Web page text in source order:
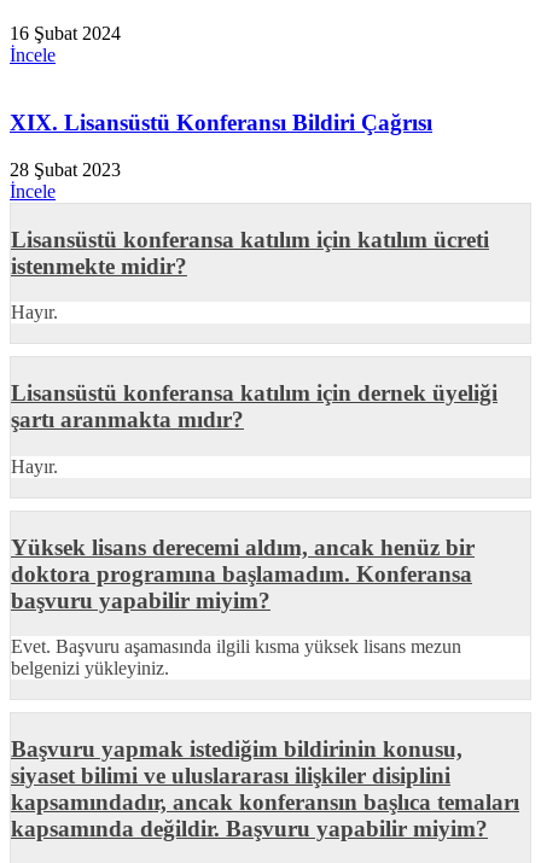
16 Şubat 2024
İncele
XIX. Lisansüstü Konferansı Bildiri Çağrısı
28 Şubat 2023
İncele
Lisansüstü konferansa katılım için katılım ücreti
istenmekte midir?
Hayır.
Lisansüstü konferansa katılım için dernek üyeliği
şartı aranmakta mıdır?
Hayır.
Yüksek lisans derecemi aldım, ancak henüz bir
doktora programına başlamadım. Konferansa
başvuru yapabilir miyim?
Evet. Başvuru aşamasında ilgili kısma yüksek lisans mezun
belgenizi yükleyiniz.
Başvuru yapmak istediğim bildirinin konusu,
siyaset bilimi ve uluslararası ilişkiler disiplini
kapsamındadır, ancak konferansın başlıca temaları
kapsamında değildir. Başvuru yapabilir miyim?